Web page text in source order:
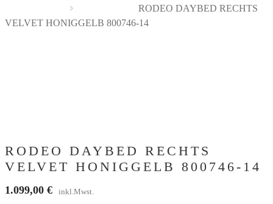
RODEO DAYBED RECHTS
VELVET HONIGGELB 800746-14
RODEO DAYBED RECHTS
VELVET HONIGGELB 800746-14
1.099,00 € inkl.Mwst.